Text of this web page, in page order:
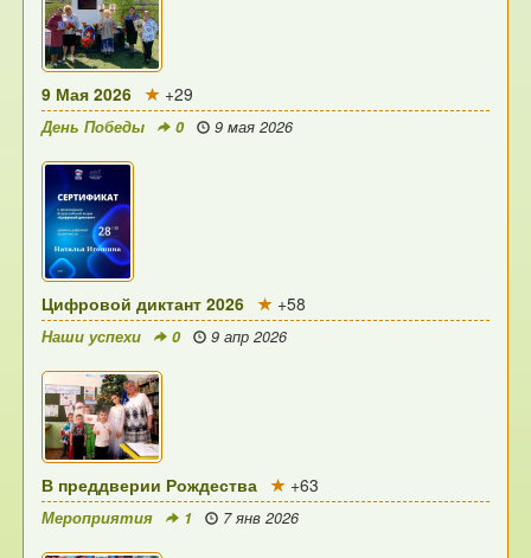
9 Мая 2026 +29
День Победы 0 9 мая 2026
Цифровой диктант 2026 +58
Наши успехи 0 9 апр 2026
В преддверии Рождества +63
Мероприятия 1 7 янв 2026